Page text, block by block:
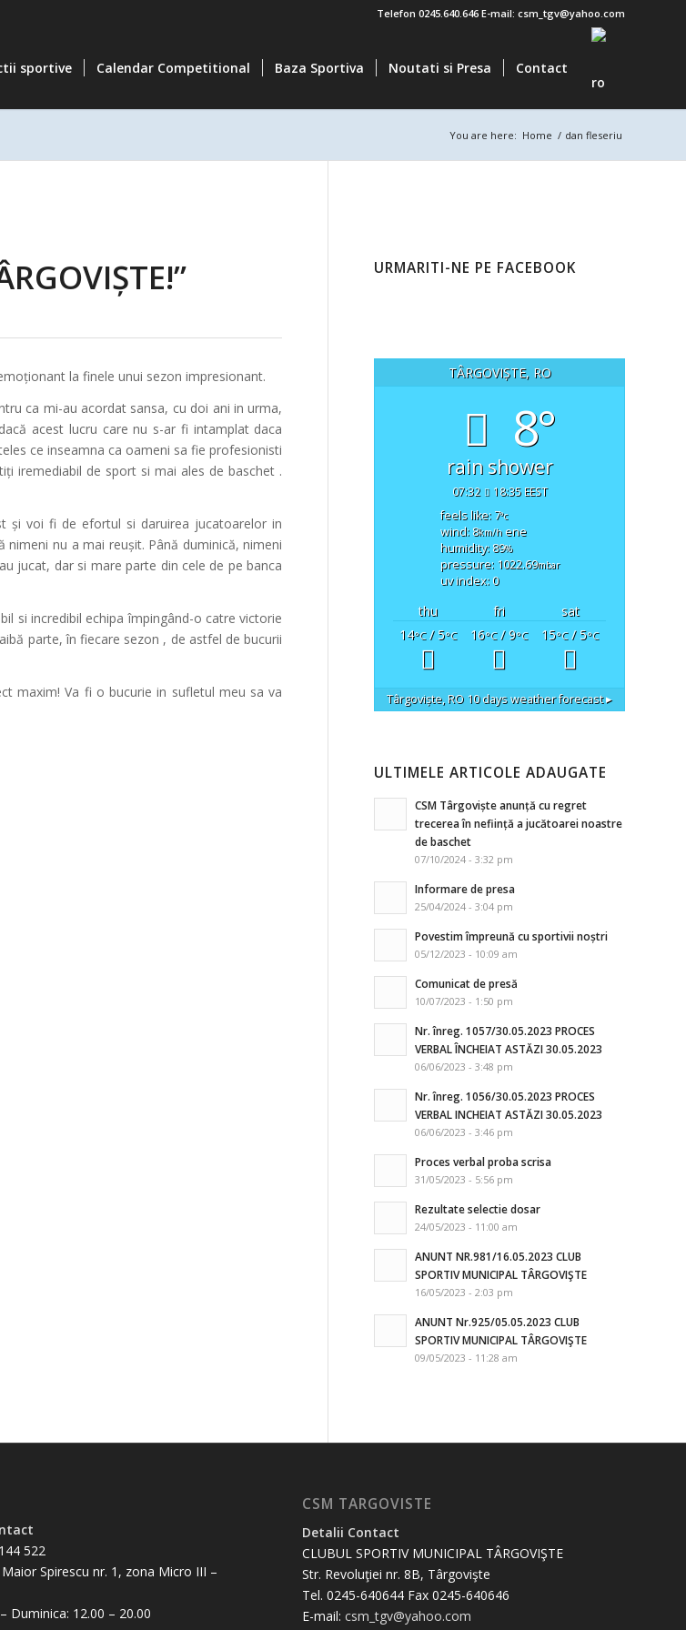
Telefon 0245.640.646 E-mail: csm_tgv@yahoo.com
sportive Calendar Competitional Baza Sportiva Noutati si Presa Contact
You are here: Home / dan fleseriu
la finele unui sezon impresionant.
ca mi-au acordat sansa, cu doi ani in urma,
acest lucru care nu s-ar fi intamplat daca
ce inseamna ca oameni sa fie profesionisti
iremediabil de sport si mai ales de baschet .
și voi fi de efortul si daruirea jucatoarelor in
nu a mai reușit. Până duminică, nimeni
jucat, dar si mare parte din cele de pe banca
si incredibil echipa împingând-o catre victorie
parte, în fiecare sezon , de astfel de bucurii
maxim! Va fi o bucurie in sufletul meu sa va
URMARITI-NE PE FACEBOOK
TÂRGOVIȘTE, RO
8°
rain shower
07:32 18:35 EEST
feels like: 7°c
wind: 8km/hene
humidity: 89%
pressure: 1022.69mbar
uv index: 0
thu fri
sat
14°C/ 5°C 16°C/ 9°C 15°C/ 5°C
Târgoviște, RO 10 days weather forecast ▸
ULTIMELE ARTICOLE ADAUGATE
CSM Târgoviște anunță cu regret
trecerea în neființă a jucătoarei noastre
de baschet
07/10/2024 - 3:32 pm
Informare de presa
25/04/2024 - 3:04 pm
Povestim împreună cu sportivii noștri
05/12/2023 - 10:09 am
Comunicat de presă
10/07/2023 - 1:50 pm
Nr. înreg. 1057/30.05.2023 PROCES
VERBAL ÎNCHEIAT ASTĂZI 30.05.2023
06/06/2023 - 3:48 pm
Nr. înreg. 1056/30.05.2023 PROCES
VERBAL INCHEIAT ASTĂZI 30.05.2023
06/06/2023 - 3:46 pm
Proces verbal proba scrisa
31/05/2023 - 5:56 pm
Rezultate selectie dosar
24/05/2023 - 11:00 am
ANUNT NR.981/16.05.2023 CLUB
SPORTIV MUNICIPAL TÂRGOVIŞTE
16/05/2023 - 2:03 pm
ANUNT Nr.925/05.05.2023 CLUB
SPORTIV MUNICIPAL TÂRGOVIŞTE
09/05/2023 - 11:28 am
522
Spirescu nr. 1, zona Micro III –
Duminica: 12.00 – 20.00
CSM TARGOVISTE
Detalii Contact
CLUBUL SPORTIV MUNICIPAL TÂRGOVIŞTE
Str. Revoluţiei nr. 8B, Târgovişte
Tel. 0245-640644 Fax 0245-640646
E-mail:csm_tgv@yahoo.com